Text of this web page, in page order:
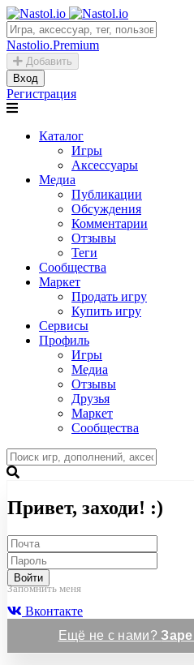
Nastolio.Premium
Добавить
Вход
Регистрация
Каталог
Игры
Аксессуары
Медиа
Публикации
Обсуждения
Комментарии
Отзывы
Теги
Сообщества
Маркет
Продать игру
Купить игру
Сервисы
Профиль
Игры
Медиа
Отзывы
Друзья
Маркет
Сообщества
Привет, заходи! :)
Войти
Запомнить меня
Вконтакте
Ещё не с нами?